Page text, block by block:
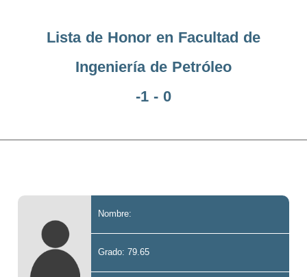
Lista de Honor en Facultad de
Ingeniería de Petróleo
-1 - 0
Nombre:
Grado: 79.65